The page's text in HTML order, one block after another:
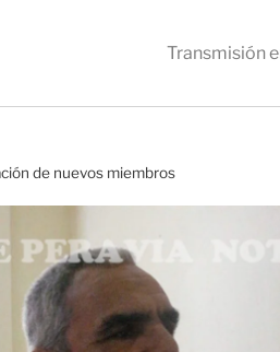
Transmisión
de nuevos miembros